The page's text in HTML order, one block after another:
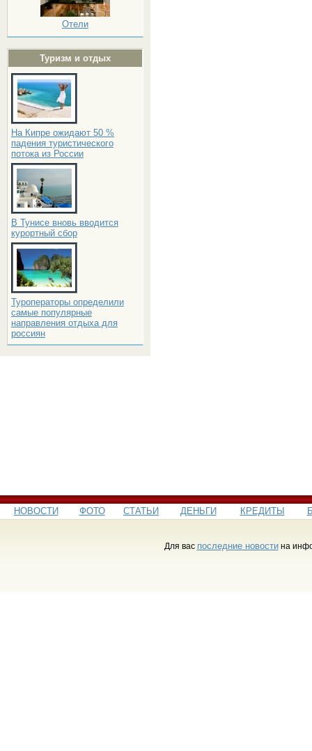
Отели
Туризм и отдых
На Кипре ожидают 50 %
падения туристического
потока из России
В Тунисе вновь вводится
курортный сбор
Туроператоры определили
самые популярные
направления отдыха для
россиян
НОВОСТИ ФОТО СТАТЬИ ДЕНЬГИ КРЕДИТЫ
Для вас последние новостина